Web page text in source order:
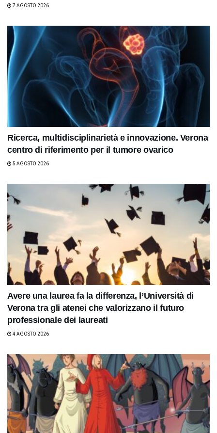
7 AGOSTO 2026
Ricerca, multidisciplinarietà e innovazione. Verona
centro di riferimento per il tumore ovarico
5 AGOSTO 2026
Avere una laurea fa la differenza, l’Università di
Verona tra gli atenei che valorizzano il futuro
professionale dei laureati
4 AGOSTO 2026